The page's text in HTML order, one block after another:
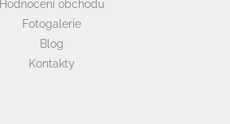
Hodnocení obchodu
Fotogalerie
Blog
Kontakty